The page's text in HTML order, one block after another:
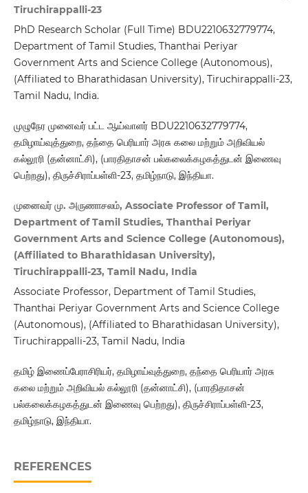
Tiruchirappalli-23
PhD Research Scholar (Full Time) BDU2210632779774,
Department of Tamil Studies, Thanthai Periyar
Government Arts and Science College (Autonomous),
(Affiliated to Bharathidasan University), Tiruchirappalli-23,
Tamil Nadu, India.
முழுநேர முனைவர் பட்ட ஆய்வாளர் BDU2210632779774,
தமிழாய்வுத்துறை, தந்தை பெரியார் அரசு கலை மற்றும் அறிவியல்
கல்லூரி (தன்னாட்சி), (பாரதிதாசன் பல்கலைக்கழகத்துடன் இணைவு
பெற்றது), திருச்சிராப்பள்ளி-23, தமிழ்நாடு, இந்தியா.
முனைவர் மு. அருணாசலம், Associate Professor of Tamil,
Department of Tamil Studies, Thanthai Periyar
Government Arts and Science College (Autonomous),
(Affiliated to Bharathidasan University),
Tiruchirappalli-23, Tamil Nadu, India
Associate Professor, Department of Tamil Studies,
Thanthai Periyar Government Arts and Science College
(Autonomous), (Affiliated to Bharathidasan University),
Tiruchirappalli-23, Tamil Nadu, India
தமிழ் இணைப்பேராசிரியர், தமிழாய்வுத்துறை, தந்தை பெரியார் அரசு
கலை மற்றும் அறிவியல் கல்லூரி (தன்னாட்சி), (பாரதிதாசன்
பல்கலைக்கழகத்துடன் இணைவு பெற்றது), திருச்சிராப்பள்ளி-23,
தமிழ்நாடு, இந்தியா.
REFERENCES